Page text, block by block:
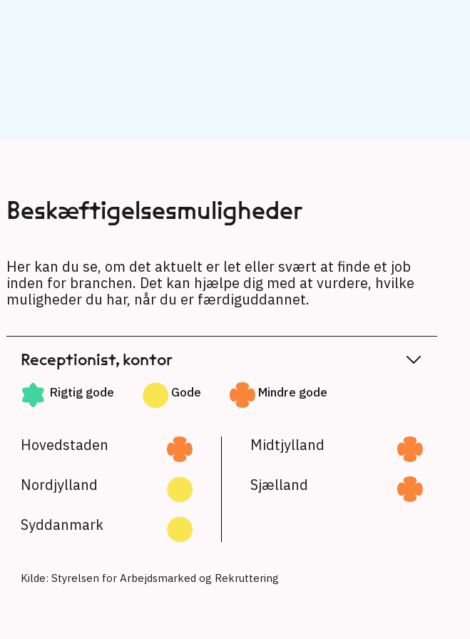
Beskæftigelsesmuligheder
Her kan du se, om det aktuelt er let eller svært at finde et job
inden for branchen. Det kan hjælpe dig med at vurdere, hvilke
muligheder du har, når du er færdiguddannet.
Receptionist, kontor
Rigtig gode Gode Mindre gode
Hovedstaden Midtjylland
Nordjylland Sjælland
Syddanmark
Kilde: Styrelsen for Arbejdsmarked og Rekruttering